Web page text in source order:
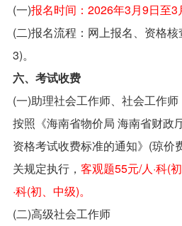
(一)报名时间：2026年3月9日至3
(二)报名流程：网上报名、资格
3)。
六、考试收费
(一)助理社会工作师、社会工作师
按照《海南省物价局 海南省财政
资格考试收费标准的通知》(琼价
关规定执行，客观题55元/人·科(
·科(初、中级)。
(二)高级社会工作师